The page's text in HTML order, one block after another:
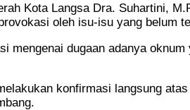
Kota Langsa Dra. Suhartini,
oleh isu-isu yang belum
mengenai dugaan adanya
konfirmasi langsung